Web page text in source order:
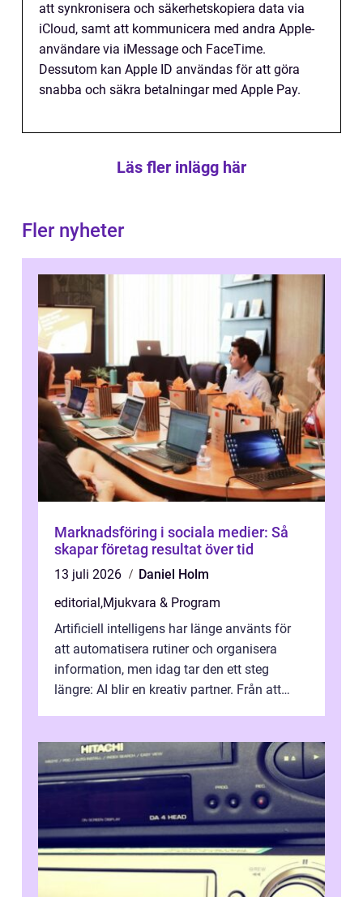
att synkronisera och säkerhetskopiera data via
iCloud, samt att kommunicera med andra Apple-
användare via iMessage och FaceTime.
Dessutom kan Apple ID användas för att göra
snabba och säkra betalningar med Apple Pay.
Läs fler inlägg här
Fler nyheter
Marknadsföring i sociala medier: Så
skapar företag resultat över tid
13 juli 2026
Daniel Holm
editorial,Mjukvara & Program
Artificiell intelligens har länge använts för
att automatisera rutiner och organisera
information, men idag tar den ett steg
längre: AI blir en kreativ partner. Från att